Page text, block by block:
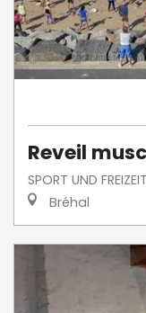
Reveil
SPORT UND FREIZEIT
Bréhal